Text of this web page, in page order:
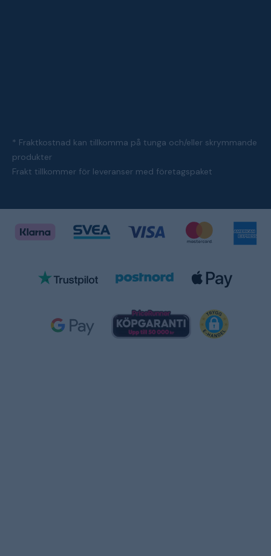
* Fraktkostnad kan tillkomma på tunga och/eller skrymmande
produkter
Frakt tillkommer för leveranser med företagspaket